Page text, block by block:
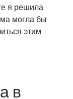
я решила
могла бы
этим
в